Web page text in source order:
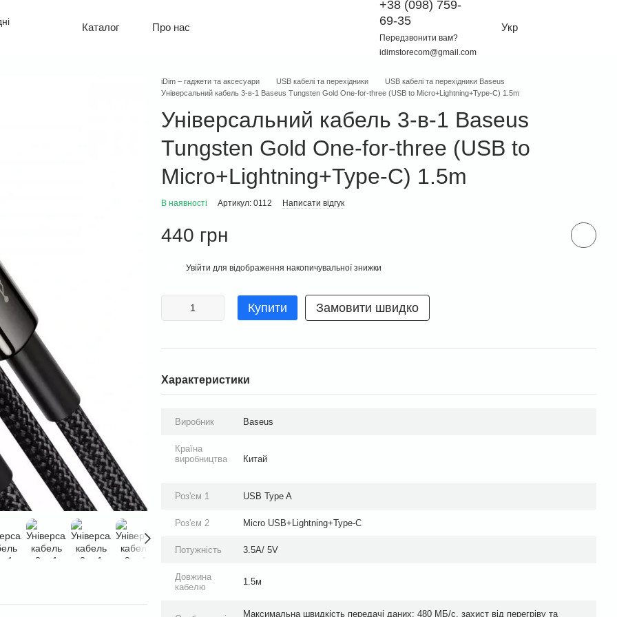
Каталог
Про нас
Контактна інформація
+38 (098) 759-
69-35
Передзвонити вам?
idimstorecom@gmail.com
Укр
iDim – гаджети та аксесуари USB кабелі та перехідники
USB кабелі та перехідники Baseus
Універсальний кабель 3-в-1 Baseus Tungsten Gold One-for-three (USB to Micro+Lightning+Type-C) 1.5m
Універсальний кабель 3-в-1 Baseus
Tungsten Gold One-for-three (USB to
Micro+Lightning+Type-C) 1.5m
В наявності Артикул: 0112 Написати відгук
440 грн
Увійти для відображення накопичувальної знижки
Купити Замовити швидко
Характеристики
Виробник Baseus
Країна
виробництва
Китай
Роз'єм 1 USB Type A
Роз'єм 2 Micro USB+Lightning+Type-C
Потужність 3.5А/ 5V
Довжина
кабелю
1.5м
Максимальна швидкість передачі даних: 480 МБ/с, захист від перегріву та